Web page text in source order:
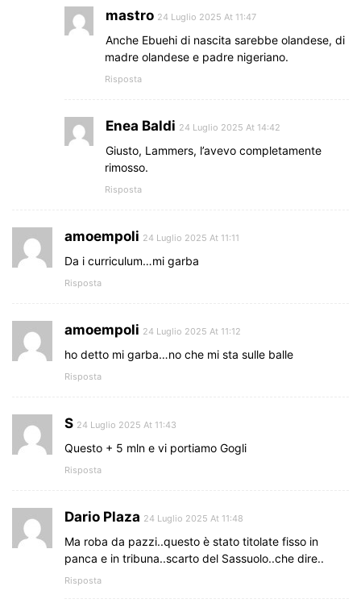
mastro 24 Luglio 2025 At 11:47
Anche Ebuehi di nascita sarebbe olandese, di
madre olandese e padre nigeriano.
Risposta
Enea Baldi 24 Luglio 2025 At 14:42
Giusto, Lammers, l’avevo completamente
rimosso.
Risposta
amoempoli 24 Luglio 2025 At 11:11
Da i curriculum…mi garba
Risposta
amoempoli 24 Luglio 2025 At 11:12
ho detto mi garba…no che mi sta sulle balle
Risposta
S 24 Luglio 2025 At 11:43
Questo + 5 mln e vi portiamo Gogli
Risposta
Dario Plaza 24 Luglio 2025 At 11:48
Ma roba da pazzi..questo è stato titolate fisso in
panca e in tribuna..scarto del Sassuolo..che dire..
Risposta